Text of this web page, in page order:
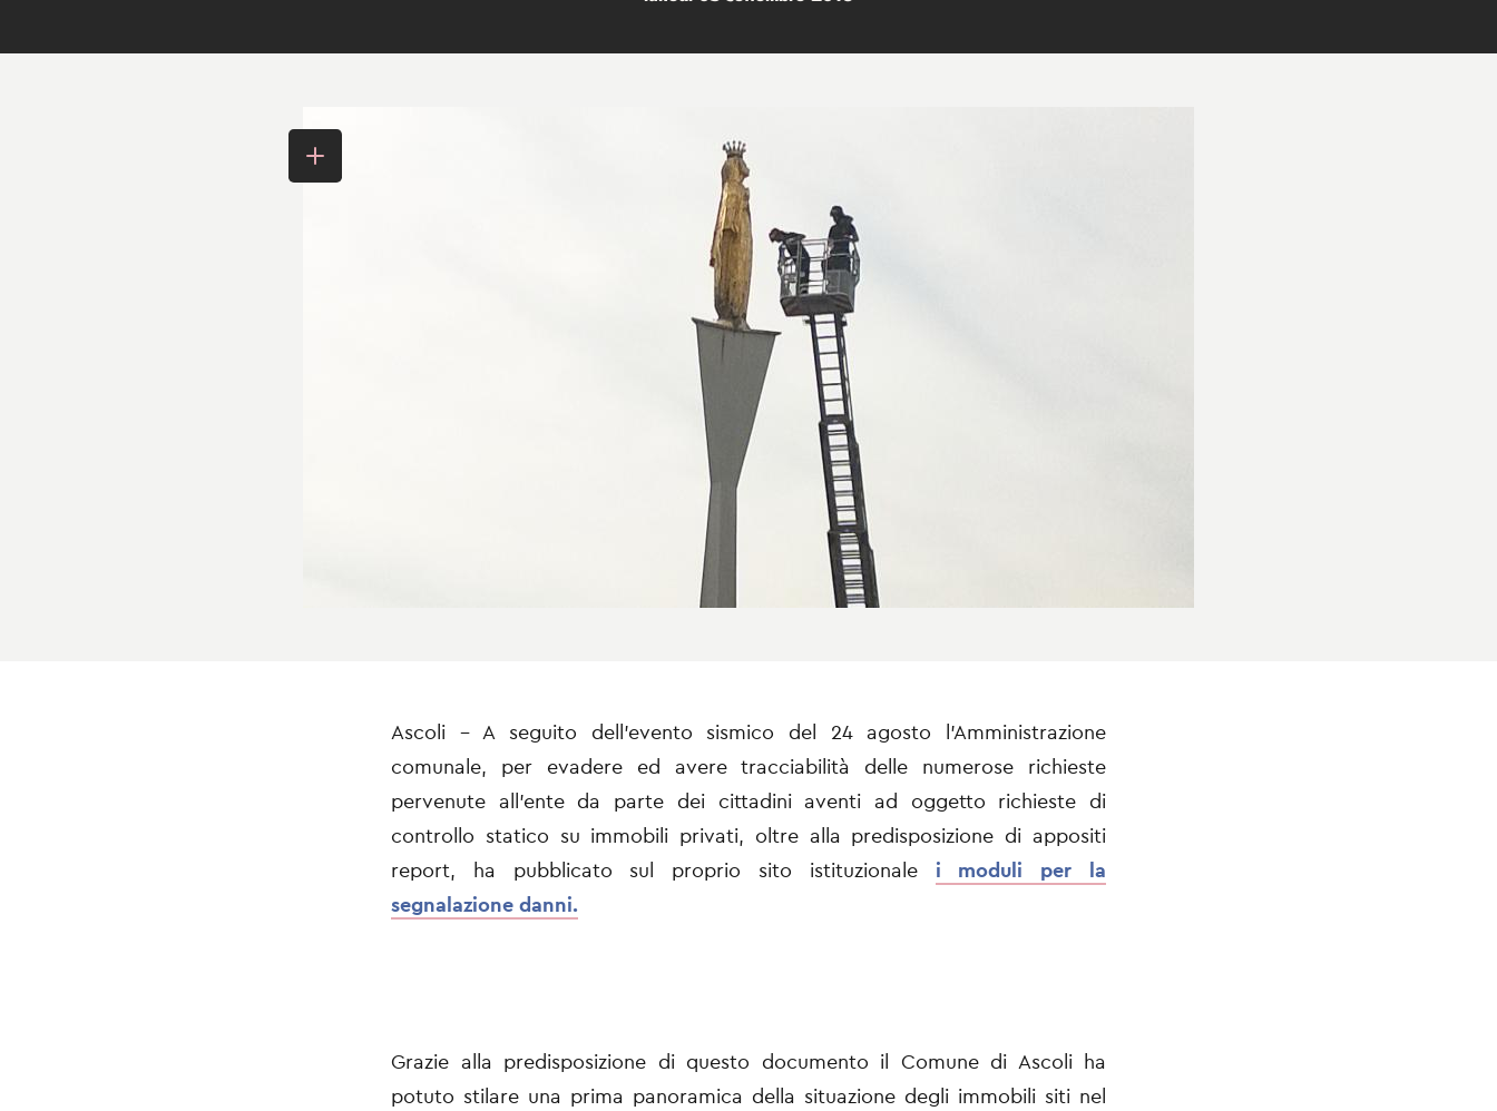
Ascoli - A seguito dell’evento sismico del 24 agosto l’Amministrazione
comunale, per evadere ed avere tracciabilità delle numerose richieste
pervenute all’ente da parte dei cittadini aventi ad oggetto richieste di
controllo statico su immobili privati, oltre alla predisposizione di appositi
report, ha pubblicato sul proprio sito istituzionale i moduli per la
segnalazione danni.
Grazie alla predisposizione di questo documento il Comune di Ascoli ha
potuto stilare una prima panoramica della situazione degli immobili siti nel